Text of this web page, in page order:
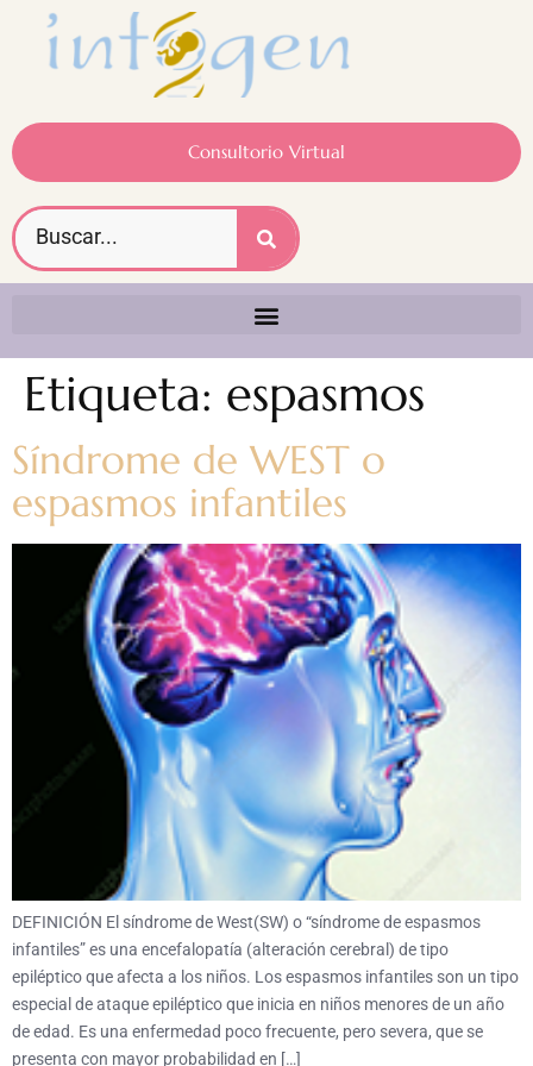
Consultorio Virtual
Etiqueta: espasmos
Síndrome de WEST o
espasmos infantiles
DEFINICIÓN El síndrome de West(SW) o “síndrome de espasmos
infantiles” es una encefalopatía (alteración cerebral) de tipo
epiléptico que afecta a los niños. Los espasmos infantiles son un tipo
especial de ataque epiléptico que inicia en niños menores de un año
de edad. Es una enfermedad poco frecuente, pero severa, que se
presenta con mayor probabilidad en […]